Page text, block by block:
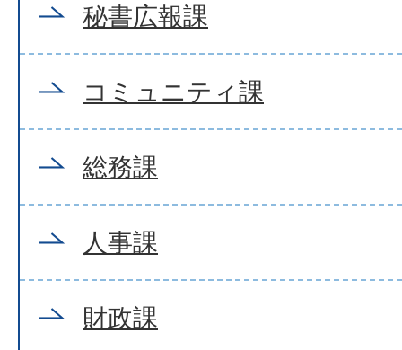
秘書広報課
コミュニティ課
総務課
人事課
財政課